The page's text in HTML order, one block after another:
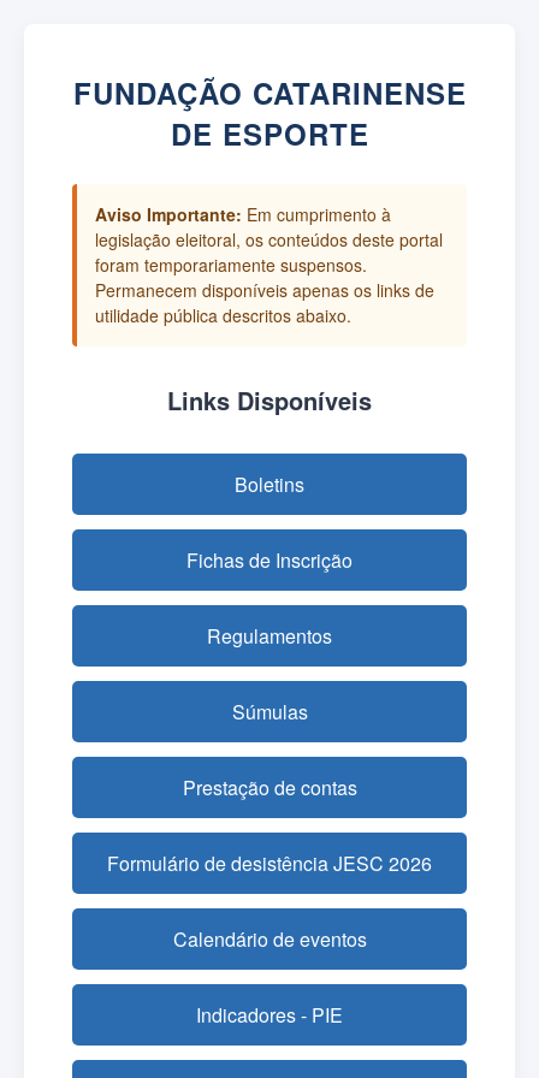
FUNDAÇÃO CATARINENSE
DE ESPORTE
Aviso Importante: Em cumprimento à
legislação eleitoral, os conteúdos deste portal
foram temporariamente suspensos.
Permanecem disponíveis apenas os links de
utilidade pública descritos abaixo.
Links Disponíveis
Boletins
Fichas de Inscrição
Regulamentos
Súmulas
Prestação de contas
Formulário de desistência JESC 2026
Calendário de eventos
Indicadores - PIE